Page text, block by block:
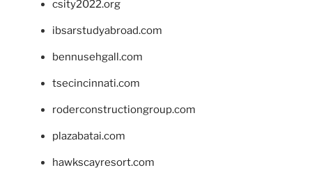
csity2022.org
ibsarstudyabroad.com
bennusehgall.com
tsecincinnati.com
roderconstructiongroup.com
plazabatai.com
hawkscayresort.com